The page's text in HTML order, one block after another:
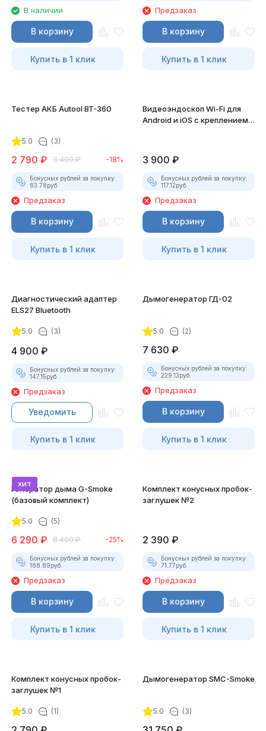
В наличии
В корзину
Купить в 1 клик
Предзаказ
В корзину
Купить в 1 клик
Тестер АКБ Autool BT-360
5.0 (3)
2 790 ₽ 3 400 ₽ -18%
Бонусных рублей за покупку:
83.78руб.
Предзаказ
В корзину
Купить в 1 клик
Видеоэндоскоп Wi-Fi для
Android и iOS с креплением
3 900 ₽
Бонусных рублей за покупку:
117.12руб.
Предзаказ
В корзину
Купить в 1 клик
Диагностический адаптер
ELS27 Bluetooth
5.0 (3)
4 900 ₽
Бонусных рублей за покупку:
147.15руб.
Предзаказ
Уведомить
Купить в 1 клик
Дымогенератор ГД-02
5.0 (2)
7 630 ₽
Бонусных рублей за покупку:
229.13руб.
Предзаказ
В корзину
Купить в 1 клик
хит
Генератор дыма G-Smoke
(базовый комплект)
5.0 (5)
6 290 ₽ 8 400 ₽ -25%
Бонусных рублей за покупку:
188.89руб.
Предзаказ
В корзину
Купить в 1 клик
Комплект конусных пробок-
заглушек №2
2 390 ₽
Бонусных рублей за покупку:
71.77руб.
Предзаказ
В корзину
Купить в 1 клик
Комплект конусных пробок-
заглушек №1
5.0 (1)
Дымогенератор SMC-Smoke
5.0 (3)